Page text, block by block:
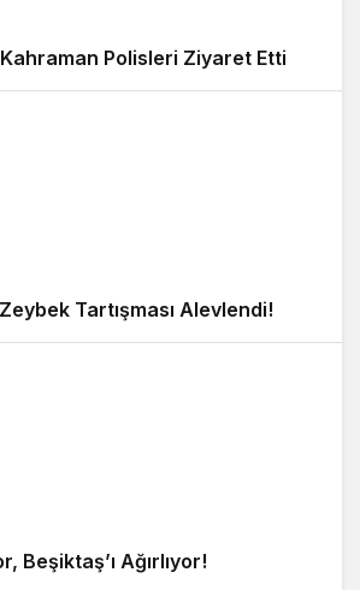
Polisleri Ziyaret Etti
Tartışması Alevlendi!
Beşiktaş’ı Ağırlıyor!